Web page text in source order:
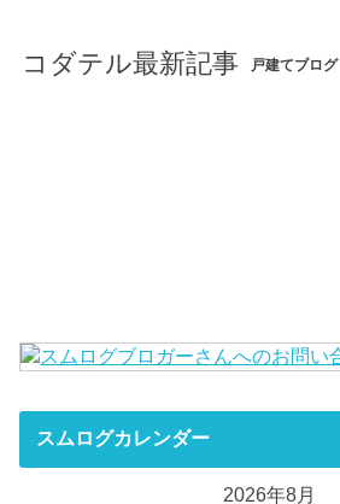
コダテル最新記事 戸建てブログ
スムログカレンダー
2026年8月